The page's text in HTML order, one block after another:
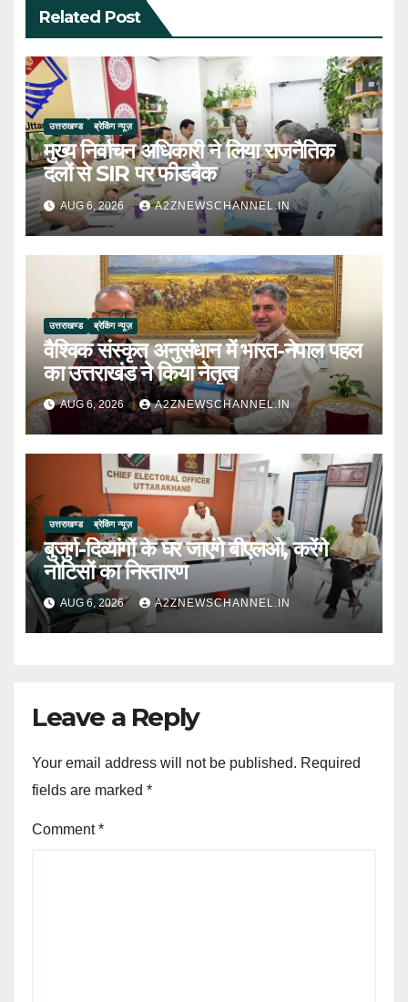
Related Post
उत्तराखण्ड ब्रेकिंग न्यूज़
मुख्य निर्वाचन अधिकारी ने लिया राजनैतिक
दलों से SIR पर फीडबैक
AUG 6, 2026 A2ZNEWSCHANNEL.IN
उत्तराखण्ड ब्रेकिंग न्यूज़
वैश्विक संस्कृत अनुसंधान में भारत-नेपाल पहल
का उत्तराखंड ने किया नेतृत्व
AUG 6, 2026 A2ZNEWSCHANNEL.IN
उत्तराखण्ड ब्रेकिंग न्यूज़
बुजुर्ग-दिव्यांगों के घर जाएंगे बीएलओ, करेंगे
नोटिसों का निस्तारण
AUG 6, 2026 A2ZNEWSCHANNEL.IN
Leave a Reply
Your email address will not be published. Required
fields are marked *
Comment*